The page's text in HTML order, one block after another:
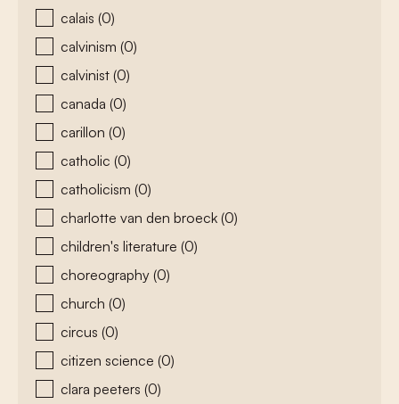
calais (0)
calvinism (0)
calvinist (0)
canada (0)
carillon (0)
catholic (0)
catholicism (0)
charlotte van den broeck (0)
children's literature (0)
choreography (0)
church (0)
circus (0)
citizen science (0)
clara peeters (0)